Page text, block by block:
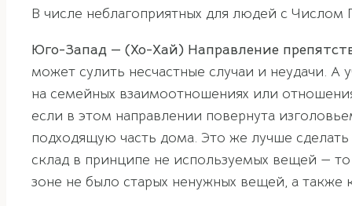
В числе неблагоприятных для людей с
Юго-Запад — (Хо-Хай) Направление
может сулить несчастные случаи и неудачи. А
на семейных взаимоотношениях или
если в этом направлении повернута
подходящую часть дома. Это же лучше
склад в принципе не используемых вещей —
зоне не было старых ненужных вещей, а